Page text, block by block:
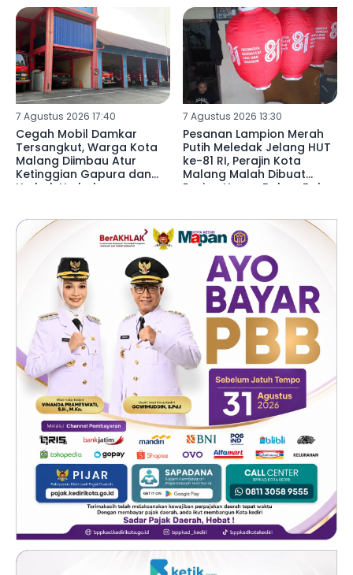
7 Agustus 2026 17:40
Cegah Mobil Damkar
Tersangkut, Warga Kota
Malang Diimbau Atur
Ketinggian Gapura dan
Umbul-Umbul
7 Agustus 2026 13:30
Pesanan Lampion Merah
Putih Meledak Jelang HUT
ke-81 RI, Perajin Kota
Malang Malah Dibuat
Pusing Harga Bahan Baku